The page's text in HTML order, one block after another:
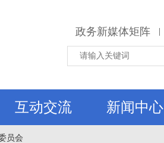
政务新媒体矩阵 |
互动交流 新闻中心
员会